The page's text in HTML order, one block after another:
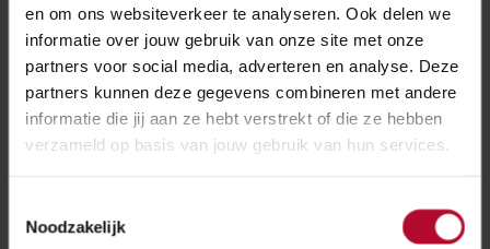
en om ons websiteverkeer te analyseren. Ook delen we
informatie over jouw gebruik van onze site met onze
partners voor social media, adverteren en analyse. Deze
partners kunnen deze gegevens combineren met andere
informatie die jij aan ze hebt verstrekt of die ze hebben
verzameld op basis van jouw gebruik van hun services.
Noodzakelijk
het materiaal, kost de aanleg van de onderdoorgang
meer tijd en geld dan oorspronkelijk geraamd.
Meer informatie